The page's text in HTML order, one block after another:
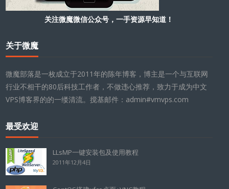
关注微魔微信公众号，一手资源早知道！
关于微魔
微魔部落是一枚成立于2011年的陈年博客，博主是一个与互联网
行业不相干的80后科技工作者，不做违心推荐，致力于成为中文
VPS博客界的的一缕清流。搅基邮件：admin#vmvps.com
最受欢迎
LLsMP一键安装包及使用教程
2011年12月4日